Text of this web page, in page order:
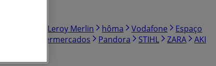
Leroy Merlin hôma Vodafone
Espaço
Belita Supermercados Pandora STIHL ZARA
AKI